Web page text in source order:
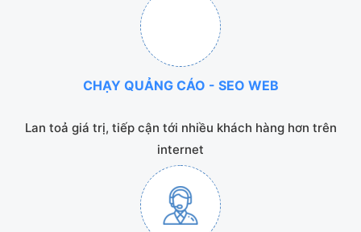
CHẠY QUẢNG CÁO - SEO WEB
Lan toả giá trị, tiếp cận tới nhiều khách hàng hơn trên
internet